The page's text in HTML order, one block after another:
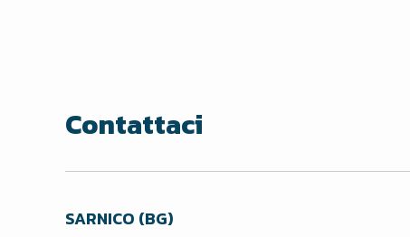
Contattaci
SARNICO (BG)